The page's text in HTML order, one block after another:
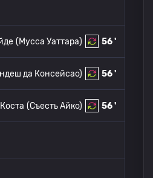
56 '
(Мусса Уаттара)
56 '
да Консейсао)
56 '
(Съесть Айко)